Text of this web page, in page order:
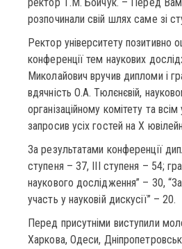
розпочинали свій шлях саме зі
Ректор університету позитивно
конференції тем наукових
Миколайович вручив дипломи і
вдячність О.А. Тюлєнєвій,
організаційному комітету та
запросив усіх гостей на Х
За результатами конференції
ступеня – 37, ІІІ ступеня – 54;
наукового дослідження” – 30,
участь у науковій дискусії” – 20.
Перед присутніми виступили
Харкова, Одеси,